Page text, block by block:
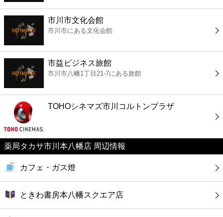
レジャー
書店
ファミレス
ファーストフード
カフェ
ショッピング
市川市文化会館
市川市にある文化会館
市益ビジネス旅館
市川市八幡1丁目21-7にある旅館
TOHOシネマズ市川コルトンプラザ
薬局タカサ市川本八幡店 周辺情報
カフェ・ガス燈
ときわ書房本八幡スクエア店